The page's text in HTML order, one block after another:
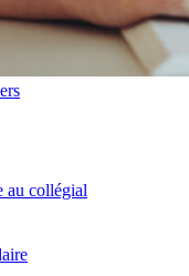
au collégial